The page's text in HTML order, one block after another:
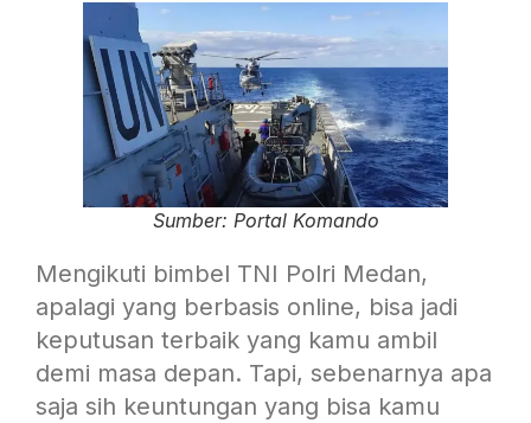
Sumber: Portal Komando
Mengikuti bimbel TNI Polri Medan,
apalagi yang berbasis online, bisa jadi
keputusan terbaik yang kamu ambil
demi masa depan. Tapi, sebenarnya apa
saja sih keuntungan yang bisa kamu